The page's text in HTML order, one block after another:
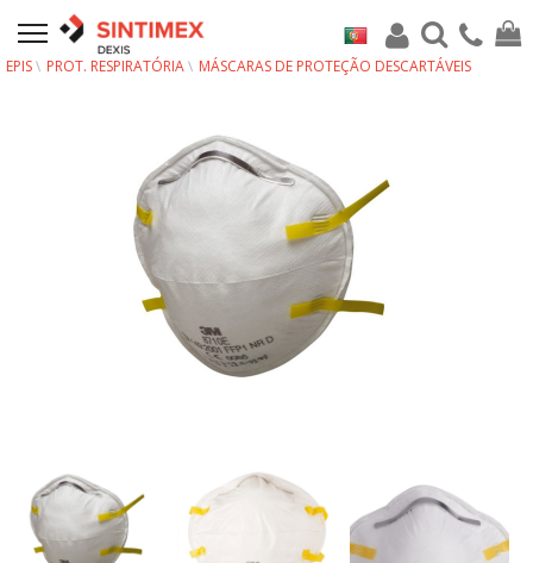
EPIS PROT. RESPIRATÓRIA MÁSCARAS DE PROTEÇÃO DESCARTÁVEIS